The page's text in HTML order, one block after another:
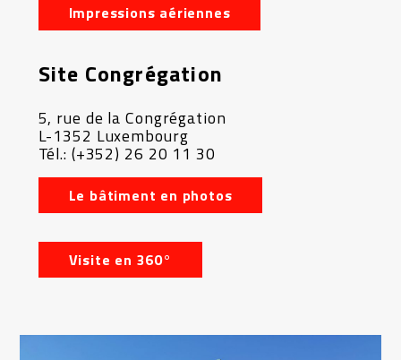
Impressions aériennes
Site Congrégation
5, rue de la Congrégation
L-1352 Luxembourg
Tél.: (+352) 26 20 11 30
Le bâtiment en photos
Visite en 360°